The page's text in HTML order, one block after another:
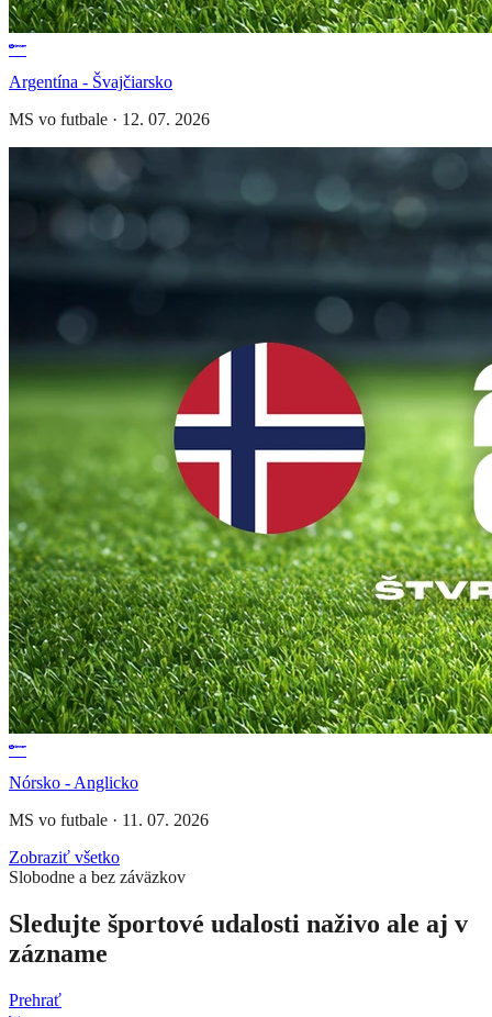
Argentína - Švajčiarsko
MS vo futbale · 12. 07. 2026
Nórsko - Anglicko
MS vo futbale · 11. 07. 2026
Zobraziť všetko
Slobodne a bez záväzkov
Sledujte športové udalosti naživo ale aj v
zázname
Prehrať